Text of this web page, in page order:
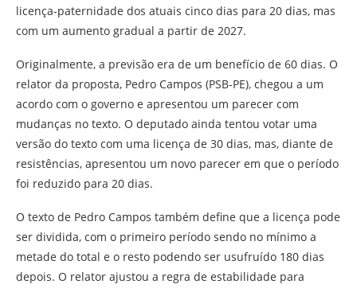
licença-paternidade dos atuais cinco dias para 20 dias, mas
com um aumento gradual a partir de 2027.
Originalmente, a previsão era de um benefício de 60 dias. O
relator da proposta, Pedro Campos (PSB-PE), chegou a um
acordo com o governo e apresentou um parecer com
mudanças no texto. O deputado ainda tentou votar uma
versão do texto com uma licença de 30 dias, mas, diante de
resistências, apresentou um novo parecer em que o período
foi reduzido para 20 dias.
O texto de Pedro Campos também define que a licença pode
ser dividida, com o primeiro período sendo no mínimo a
metade do total e o resto podendo ser usufruído 180 dias
depois. O relator ajustou a regra de estabilidade para